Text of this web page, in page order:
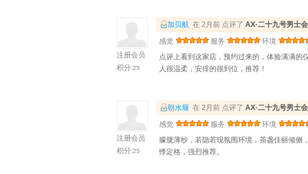
注册会员
积分:25
加贝航 在 2月前 点评了 AX·二十九号男士
感觉
服务 环境
点评上看到这家店，预约过来的，体验满满的
人很温柔，安排的很到位，推荐！
注册会员
积分:25
朝水堰 在 2月前 点评了 AX·二十九号男士
感觉
服务 环境
朦胧薄纱，若隐若现氛围环境，茶盏佳丽倾侧
悸定格，强烈推荐。